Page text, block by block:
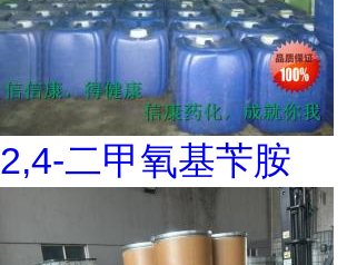
2,4-二甲氧基苄胺